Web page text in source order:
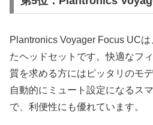
Plantronics Voyager Focus UC
たヘッドセットです。快適なフ
質を求める方にはピッタリのモ
自動的にミュート設定になるス
で、利便性にも優れています。